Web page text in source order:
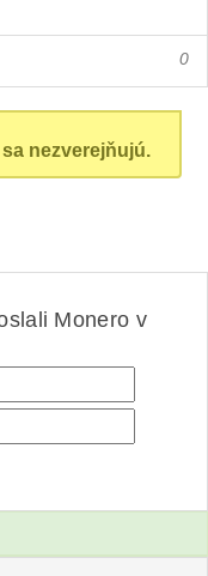
0
nezverejňujú.
Monero v